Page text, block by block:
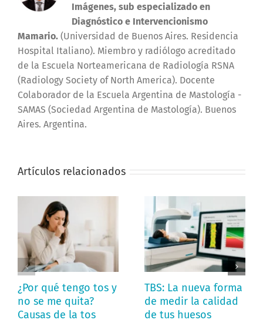
Imágenes, sub especializado en
Diagnóstico e Intervencionismo
Mamario. (Universidad de Buenos Aires. Residencia
Hospital Italiano). Miembro y radiólogo acreditado
de la Escuela Norteamericana de Radiología RSNA
(Radiology Society of North America). Docente
Colaborador de la Escuela Argentina de Mastología -
SAMAS (Sociedad Argentina de Mastología). Buenos
Aires. Argentina.
Artículos relacionados
¿Por qué tengo tos y
no se me quita?
Causas de la tos
TBS: La nueva forma
de medir la calidad
de tus huesos